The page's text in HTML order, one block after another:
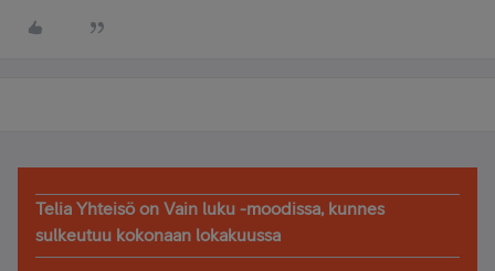
Telia Yhteisö on Vain luku -moodissa, kunnes
sulkeutuu kokonaan lokakuussa